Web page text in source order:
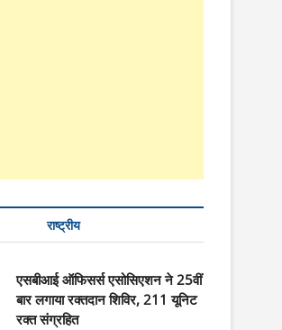
राष्ट्रीय
एसबीआई ऑफिसर्स एसोसिएशन ने 25वीं
बार लगाया रक्तदान शिविर, 211 यूनिट
रक्त संग्रहित